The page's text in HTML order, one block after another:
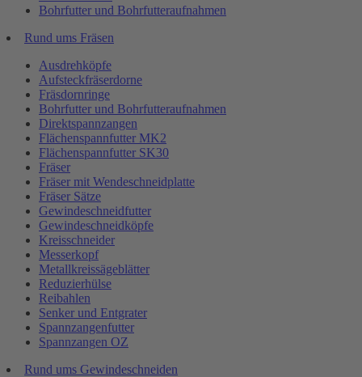
Bohrfutter und Bohrfutteraufnahmen
Rund ums Fräsen
Ausdrehköpfe
Aufsteckfräserdorne
Fräsdornringe
Bohrfutter und Bohrfutteraufnahmen
Direktspannzangen
Flächenspannfutter MK2
Flächenspannfutter SK30
Fräser
Fräser mit Wendeschneidplatte
Fräser Sätze
Gewindeschneidfutter
Gewindeschneidköpfe
Kreisschneider
Messerkopf
Metallkreissägeblätter
Reduzierhülse
Reibahlen
Senker und Entgrater
Spannzangenfutter
Spannzangen OZ
Rund ums Gewindeschneiden